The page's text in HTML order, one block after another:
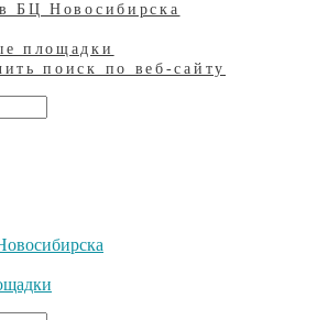
БЦ Новосибирска
площадки
поиск по веб-сайту